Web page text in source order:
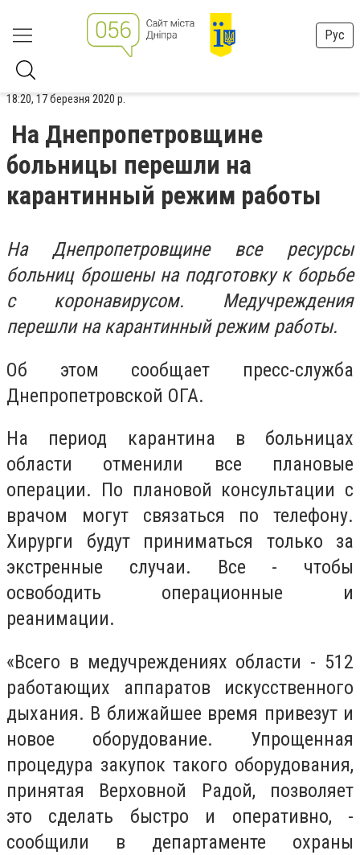
Рус
18:20, 17 березня 2020 р.
На Днепропетровщине
больницы перешли на
карантинный режим работы
На Днепропетровщине все ресурсы
больниц брошены на подготовку к борьбе
с коронавирусом. Медучреждения
перешли на карантинный режим работы.
Об этом сообщает пресс-служба
Днепропетровской ОГА.
На период карантина в больницах
области отменили все плановые
операции. По плановой консультации с
врачом могут связаться по телефону.
Хирурги будут приниматься только за
экстренные случаи. Все - чтобы
освободить операционные и
реанимации.
«Всего в медучреждениях области - 512
работающих аппаратов искусственного
дыхания. В ближайшее время привезут и
новое оборудование. Упрощенная
процедура закупок такого оборудования,
принятая Верховной Радой, позволяет
это сделать быстро и оперативно, -
сообщили в департаменте охраны